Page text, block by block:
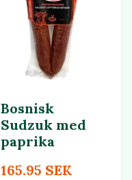
Bosnisk
Sudzuk med
paprika
165.95 SEK